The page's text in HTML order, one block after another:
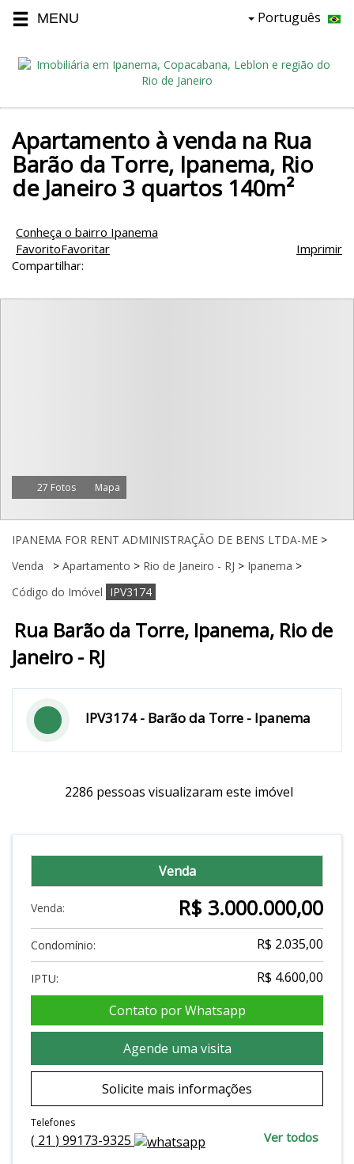
Português
Apartamento à venda na Rua
Barão da Torre, Ipanema, Rio
de Janeiro 3 quartos 140m²
Conheça o bairro Ipanema
FavoritoFavoritar
Imprimir
Compartilhar:
27 Fotos Mapa
IPANEMA FOR RENT ADMINISTRAÇÃO DE BENS LTDA-ME >
Venda
> Apartamento > Rio de Janeiro - RJ > Ipanema >
Código do Imóvel IPV3174
Rua Barão da Torre, Ipanema, Rio de
Janeiro - RJ
IPV3174 - Barão da Torre - Ipanema
2286 pessoas visualizaram este imóvel
Venda
Venda: R$ 3.000.000,00
Condomínio: R$ 2.035,00
IPTU:
R$ 4.600,00
Contato por Whatsapp
Agende uma visita
Solicite mais informações
Telefones
( 21 ) 99173-9325 Ver todos